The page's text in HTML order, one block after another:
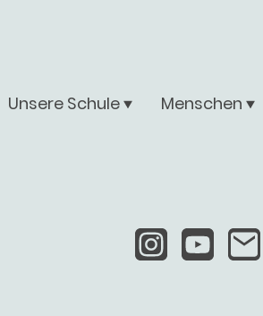
Unsere Schule Menschen